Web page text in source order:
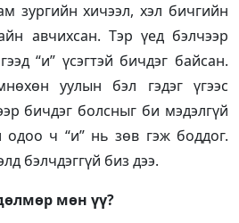
зургийн хичээл, хэл бичгийн
авчихсан. Тэр үед бэлчээр
“и” үсэгтэй бичдэг байсан.
уулын бэл гэдэг үгээс
бичдэг болсныг би мэдэлгүй
одоо ч “и” нь зөв гэж боддог.
бэлчдэггүй биз дээ.
мөн үү?